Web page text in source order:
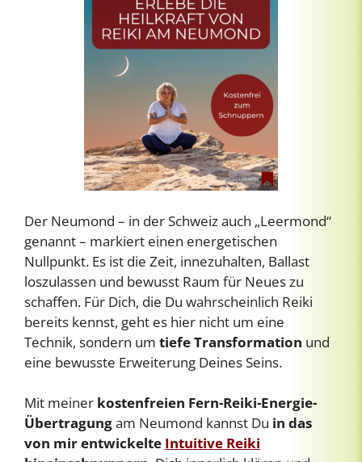
Der Neumond – in der Schweiz auch „Leermond“
genannt – markiert einen energetischen
Nullpunkt. Es ist die Zeit, innezuhalten, Ballast
loszulassen und bewusst Raum für Neues zu
schaffen. Für Dich, die Du wahrscheinlich Reiki
bereits kennst, geht es hier nicht um eine
Technik, sondern um tiefe Transformation und
eine bewusste Erweiterung Deines Seins.
Mit meiner kostenfreien Fern-Reiki-Energie-
Übertragungam Neumond kannst Du in das
von mir entwickelte Intuitive Reiki